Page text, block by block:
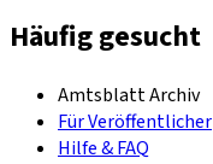
Häufig gesucht
Amtsblatt Archiv
Für Veröffentlicher
Hilfe & FAQ